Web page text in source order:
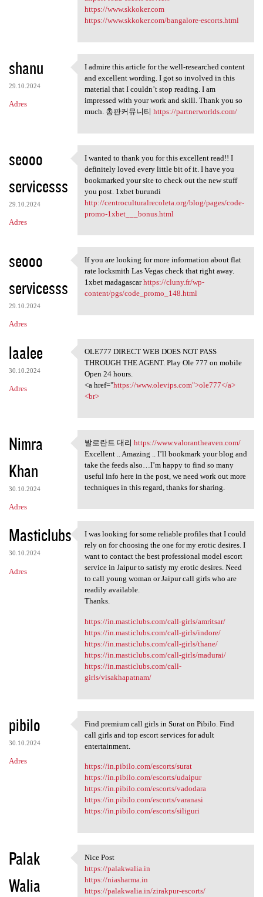
https://www.skkoker.com
https://www.skkoker.com/bangalore-escorts.html
shanu
29.10.2024
Adres
I admire this article for the
I admire this article for the well-researched content
and excellent wording. I got so involved in this
material that I couldn’t stop reading. I am
impressed with your work and skill. Thank you so
much. 총판커뮤니티 https://partnerworlds.com/
seooo
servicesss
29.10.2024
Adres
I wanted to thank you for
I wanted to thank you for this excellent read!! I
definitely loved every little bit of it. I have you
bookmarked your site to check out the new stuff
you post. 1xbet burundi
http://centroculturalrecoleta.org/blog/pages/code-
promo-1xbet___bonus.html
seooo
servicesss
29.10.2024
Adres
If you are looking for more
If you are looking for more information about flat
rate locksmith Las Vegas check that right away.
1xbet madagascarhttps://cluny.fr/wp-
content/pgs/code_promo_148.html
laalee
30.10.2024
Adres
OLE777 DIRECT WEB DOES NOT
OLE777 DIRECT WEB DOES NOT PASS
THROUGH THE AGENT. Play Ole 777 on mobile
Open 24 hours.
<a href="https://www.olevips.com">ole777</a>
<br>
Nimra
Khan
30.10.2024
Adres
발로란트 대리 https://www
발로란트 대리 https://www.valorantheaven.com/
Excellent .. Amazing .. I’ll bookmark your blog and
take the feeds also…I’m happy to find so many
useful info here in the post, we need work out more
techniques in this regard, thanks for sharing.
Masticlubs
30.10.2024
Adres
I was looking for some
I was looking for some reliable profiles that I could
rely on for choosing the one for my erotic desires. I
want to contact the best professional model escort
service in Jaipur to satisfy my erotic desires. Need
to call young woman or Jaipur call girls who are
readily available.
Thanks.
https://in.masticlubs.com/call-girls/amritsar/
https://in.masticlubs.com/call-girls/indore/
https://in.masticlubs.com/call-girls/thane/
https://in.masticlubs.com/call-girls/madurai/
https://in.masticlubs.com/call-
girls/visakhapatnam/
pibilo
30.10.2024
Adres
Find premium call girls in
Find premium call girls in Surat on Pibilo. Find
call girls and top escort services for adult
entertainment.
https://in.pibilo.com/escorts/surat
https://in.pibilo.com/escorts/udaipur
https://in.pibilo.com/escorts/vadodara
https://in.pibilo.com/escorts/varanasi
https://in.pibilo.com/escorts/siliguri
Palak
Walia
Nice Post
Nice Post
https://palakwalia.in
https://niasharma.in
https://palakwalia.in/zirakpur-escorts/